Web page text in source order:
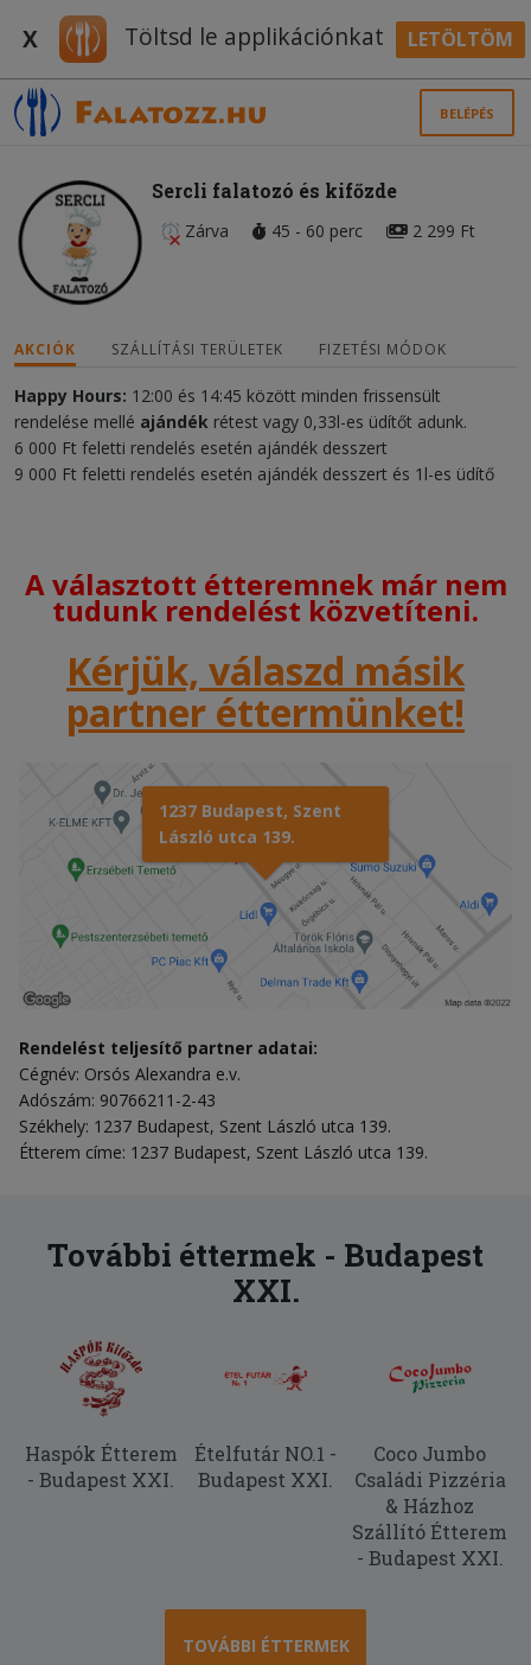
X Töltsd le applikációnkat LETÖLTÖM
BELÉPÉS
Sercli falatozó és kifőzde
Zárva 45 - 60 perc 2 299 Ft
AKCIÓK SZÁLLÍTÁSI TERÜLETEK FIZETÉSI MÓDOK
Happy Hours: 12:00 és 14:45 között minden frissensült
rendelése mellé ajándék rétest vagy 0,33l-es üdítőt adunk.
6 000 Ft feletti rendelés esetén ajándék desszert
9 000 Ft feletti rendelés esetén ajándék desszert és 1l-es üdítő
A választott étteremnek már nem
tudunk rendelést közvetíteni.
Kérjük, válaszd másik
partner éttermünket!
1237 Budapest, Szent
László utca 139.
Rendelést teljesítő partner adatai:
Cégnév: Orsós Alexandra e.v.
Adószám: 90766211-2-43
Székhely: 1237 Budapest, Szent László utca 139.
Étterem címe: 1237 Budapest, Szent László utca 139.
További éttermek - Budapest
XXI.
Haspók Étterem
- Budapest XXI.
Ételfutár NO.1 -
Budapest XXI.
Coco Jumbo
Családi Pizzéria
& Házhoz
Szállító Étterem
- Budapest XXI.
TOVÁBBI ÉTTERMEK